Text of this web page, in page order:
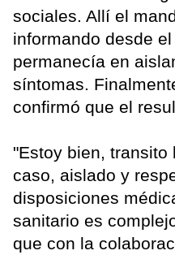
sociales. Allí el
informando desde
permanecía en
síntomas.
confirmó que el
"Estoy bien, transito
caso, aislado y
disposiciones
sanitario es
que con la